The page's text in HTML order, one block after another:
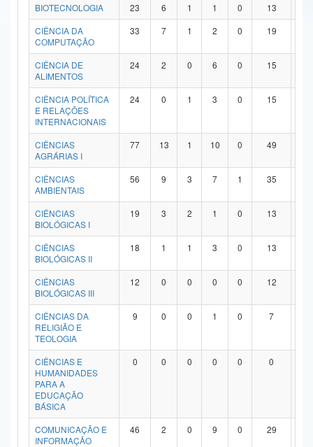
Advocacia-Geral da União
Banco Central do Brasil
BIOTECNOLOGIA
23 6 1 1 0 13
CIÊNCIA DA
COMPUTAÇÃO
33 7 1 2 0 19
CIÊNCIA DE
ALIMENTOS
24 2 0 6 0 15
CIÊNCIA POLÍTICA
E RELAÇÕES
INTERNACIONAIS
24 0 1 3 0 15
CIÊNCIAS
AGRÁRIAS I
77 13 1 10 0 49
CIÊNCIAS
AMBIENTAIS
56 9 3 7 1 35
CIÊNCIAS
BIOLÓGICAS I
19 3 2 1 0 13
CIÊNCIAS
BIOLÓGICAS II
18 1 1 3 0 13
CIÊNCIAS
BIOLÓGICAS III
12 0 0 0 0 12
CIÊNCIAS DA
RELIGIÃO E
TEOLOGIA
9 0 0 1 0 7
CIÊNCIAS E
HUMANIDADES
PARA A
EDUCAÇÃO
BÁSICA
0 0 0 0 0 0
COMUNICAÇÃO E
INFORMAÇÃO
46 2 0 9 0 29